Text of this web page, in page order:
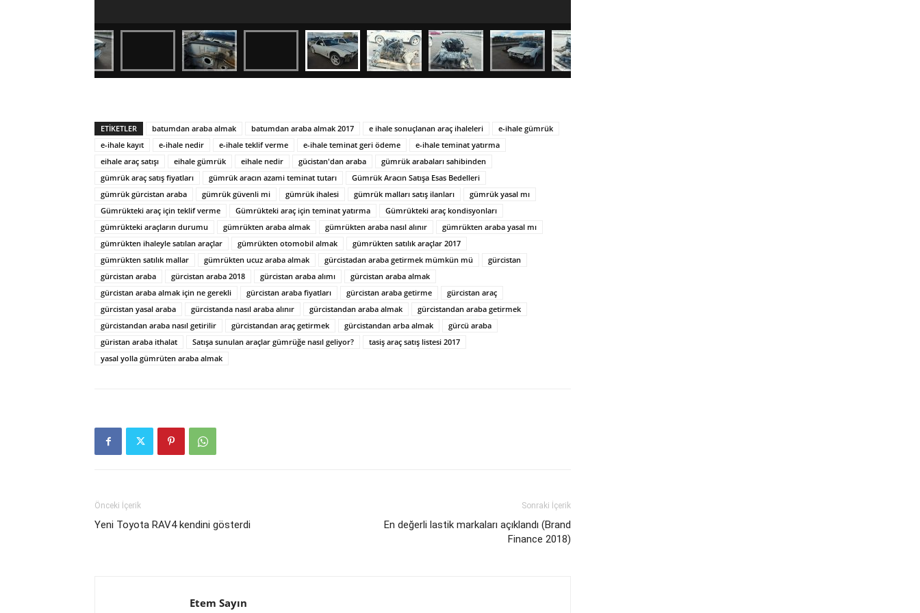
ETIKETLER batumdan araba almak batumdan araba almak 2017 e ihale sonuçlanan araç ihaleleri
e-ihale gümrük
e-ihale kayıt
e-ihale nedir e-ihale teklif verme e-ihale teminat geri ödeme
e-ihale teminat yatırma
eihale araç satışı
eihale gümrük eihale nedir gücistan'dan araba
gümrük arabaları sahibinden
gümrük araç satış fiyatları
gümrük aracın azami teminat tutarı
Gümrük Aracın Satışa Esas Bedelleri
gümrük gürcistan araba
gümrük güvenli mi gümrük ihalesi gümrük malları satış ilanları
gümrük yasal mı
Gümrükteki araç için teklif verme
Gümrükteki araç için teminat yatırma
Gümrükteki araç kondisyonları
gümrükteki araçların durumu
gümrükten araba almak gümrükten araba nasıl alınır
gümrükten araba yasal mı
gümrükten ihaleyle satılan araçlar
gümrükten otomobil almak
gümrükten satılık araçlar 2017
gümrükten satılık mallar
gümrükten ucuz araba almak gürcistadan araba getirmek mümkün mü
gürcistan
gürcistan araba
gürcistan araba 2018 gürcistan araba alımı
gürcistan araba almak
gürcistan araba almak için ne gerekli
gürcistan araba fiyatları gürcistan araba getirme
gürcistan araç
gürcistan yasal araba
gürcistanda nasıl araba alınır gürcistandan araba almak
gürcistandan araba getirmek
gürcistandan araba nasıl getirilir
gürcistandan araç getirmek gürcistandan arba almak
gürcü araba
güristan araba ithalat
Satışa sunulan araçlar gümrüğe nasıl geliyor?
tasiş araç satış listesi 2017
yasal yolla gümrüten araba almak
Önceki İçerik
Yeni Toyota RAV4 kendini gösterdi
Sonraki İçerik
En değerli lastik markaları açıklandı (Brand
Finance 2018)
Etem Sayın